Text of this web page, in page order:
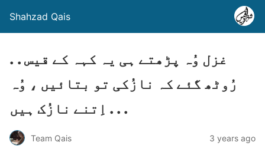
Shahzad Qais
. . غزل وُہ پڑھتے ہی یہ کہہ کے قیس
رُوٹھ گئے کہ نازُکی تو بتائیں ، وُہ
اِتنے نازُک ہیں . . .
Team Qais 3 years ago